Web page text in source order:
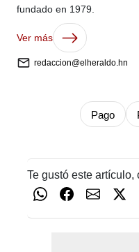
fundado en 1979.
Ver más
redaccion@elheraldo.hn
Pago
Te gustó este artículo,